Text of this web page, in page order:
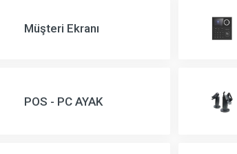
Müşteri Ekranı
POS - PC AYAK